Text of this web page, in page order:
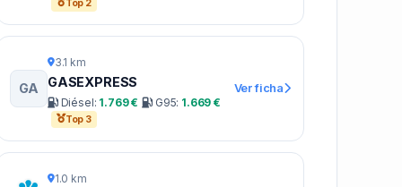
Top 2
GA
3.1 km
GASEXPRESS
Diésel: 1.769 € G95: 1.669 €
Top 3
Ver ficha
1.0 km